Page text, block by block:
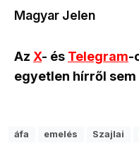
Magyar Jelen
Az X- és Telegram-
egyetlen hírről
áfa emelés Szajlai